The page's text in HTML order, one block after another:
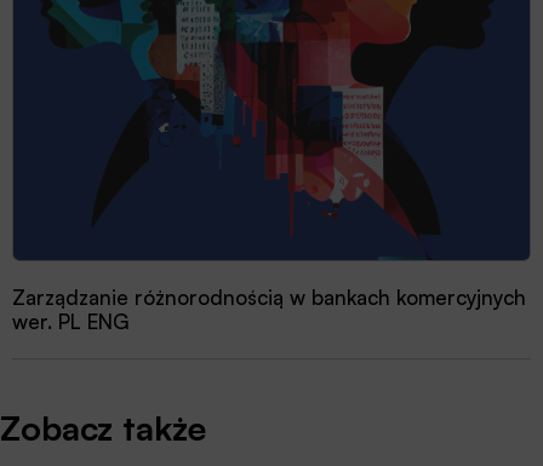
Zarządzanie różnorodnością w bankach komercyjnych
wer. PL ENG
Zobacz także